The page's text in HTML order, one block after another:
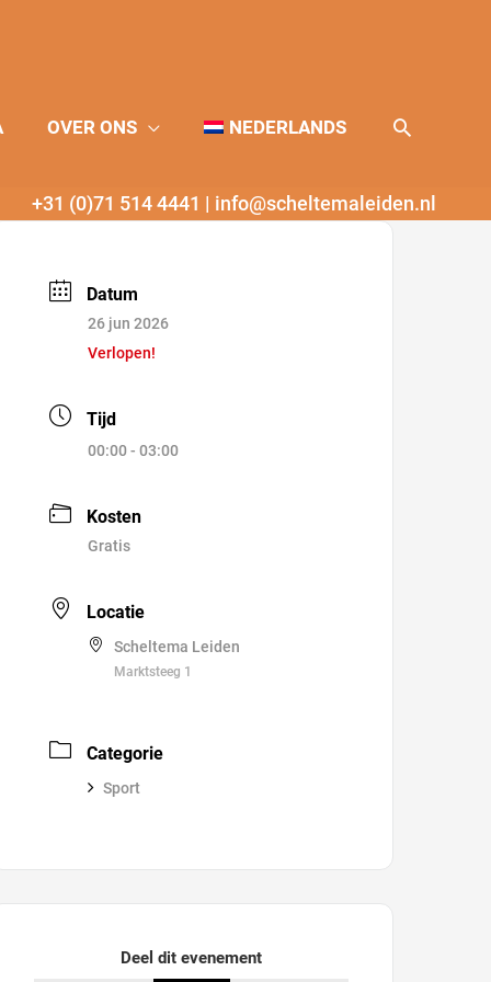
OVER ONS NEDERLANDS Zoeken
+31 (0)71 514 4441 | info@scheltemaleiden.nl
Datum
26 jun 2026
Verlopen!
Tijd
00:00 - 03:00
Kosten
Gratis
Locatie
Scheltema Leiden
Marktsteeg 1
Categorie
Sport
Deel dit evenement